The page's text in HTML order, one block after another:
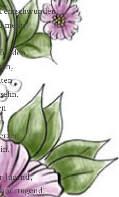
entschwunden,
mehr.
Jugend,